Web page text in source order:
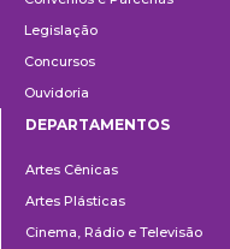
Legislação
Concursos
Ouvidoria
DEPARTAMENTOS
Artes Cênicas
Artes Plásticas
Cinema, Rádio e Televisão